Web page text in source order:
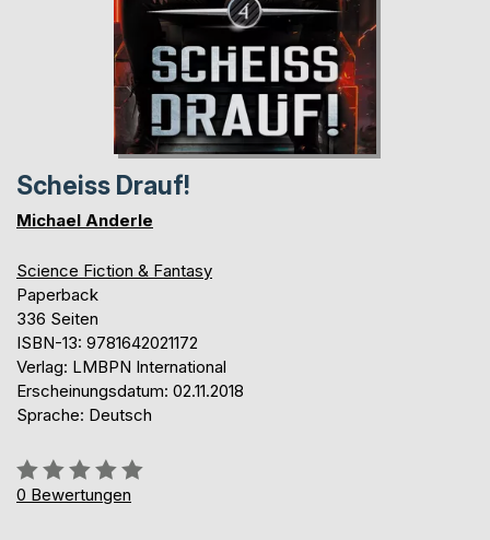
Scheiss Drauf!
Michael Anderle
Science Fiction & Fantasy
Paperback
336 Seiten
ISBN-13: 9781642021172
Verlag: LMBPN International
Erscheinungsdatum: 02.11.2018
Sprache: Deutsch
Bewertung::
0%
0 Bewertungen